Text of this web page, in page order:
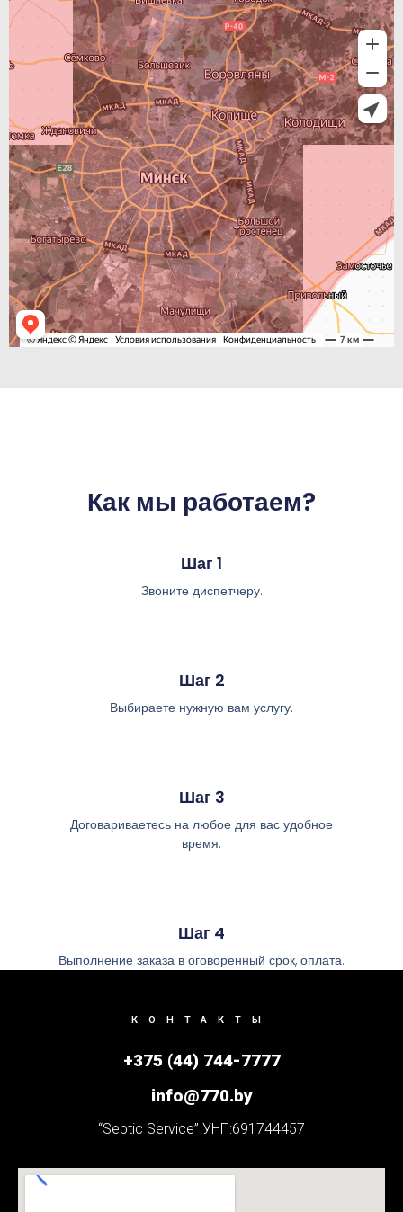
Как мы работаем?
Шаг 1
Звоните диспетчеру.
Шаг 2
Выбираете нужную вам услугу.
Шаг 3
Договариваетесь на любое для вас удобное
время.
Шаг 4
Выполнение заказа в оговоренный срок, оплата.
КОНТАКТЫ
+375 (44) 744-7777
info@770.by
“Septic Service” УНП:691744457